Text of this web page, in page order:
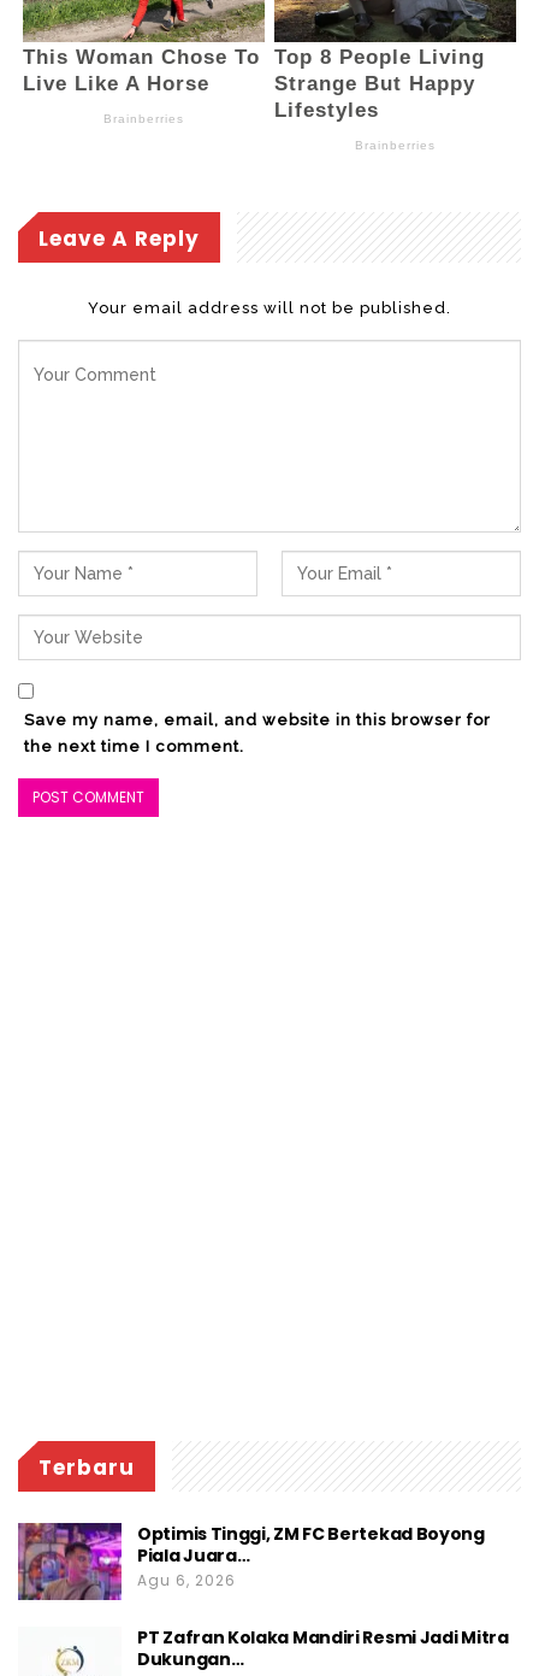
Leave A Reply
Your email address will not be published.
Save my name, email, and website in this browser for
the next time I comment.
Terbaru
Optimis Tinggi, ZM FC Bertekad Boyong
Piala Juara…
Agu 6, 2026
PT Zafran Kolaka Mandiri Resmi Jadi Mitra
Dukungan…